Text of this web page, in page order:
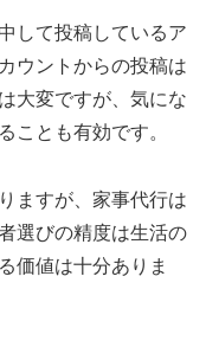
して投稿しているア
ウントからの投稿は
大変ですが、気にな
ことも有効です。
ますが、家事代行は
選びの精度は生活の
価値は十分ありま